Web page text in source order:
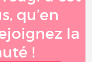
qu’en
la
!